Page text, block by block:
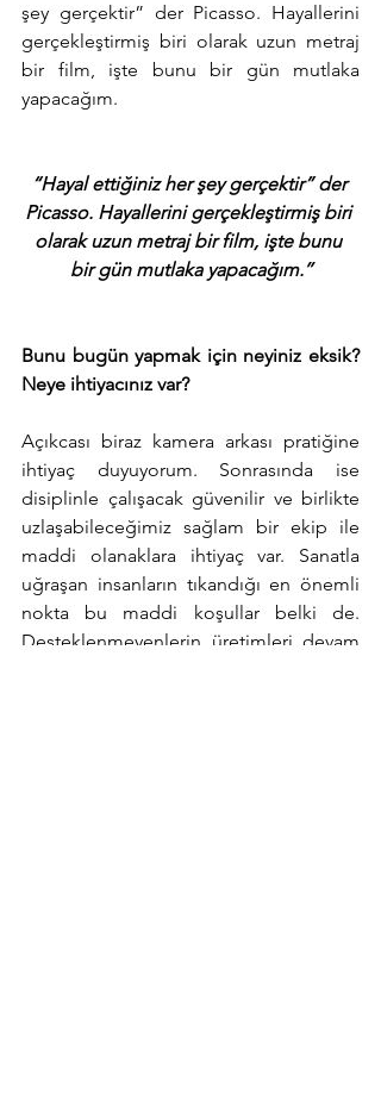
şey gerçektir” der Picasso. Hayallerini
gerçekleştirmiş biri olarak uzun metraj
bir film, işte bunu bir gün mutlaka
yapacağım.
“Hayal ettiğiniz her şey gerçektir” der
Picasso. Hayallerini gerçekleştirmiş biri
olarak uzun metraj bir film, işte bunu
bir gün mutlaka yapacağım.’’
Bunu bugün yapmak için neyiniz eksik?
Neye ihtiyacınız var?
Açıkcası biraz kamera arkası pratiğine
ihtiyaç duyuyorum. Sonrasında ise
disiplinle çalışacak güvenilir ve birlikte
uzlaşabileceğimiz sağlam bir ekip ile
maddi olanaklara ihtiyaç var. Sanatla
uğraşan insanların tıkandığı en önemli
nokta bu maddi koşullar belki de.
Desteklenmeyenlerin üretimleri devam